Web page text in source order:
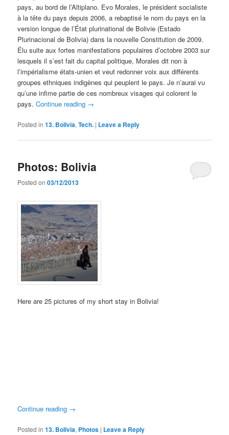
pays, au bord de l’Altiplano. Evo Morales, le président socialiste
à la tête du pays depuis 2006, a rebaptisé le nom du pays en la
version longue de l’État plurinational de Bolivie (Estado
Plurinacional de Bolivia) dans la nouvelle Constitution de 2009.
Élu suite aux fortes manifestations populaires d’octobre 2003 sur
lesquels il s’est fait du capital politique, Morales dit non à
l’impérialisme états-unien et veut redonner voix aux différents
groupes ethniques indigènes qui peuplent le pays. Je n’aurai vu
qu’une infime partie de ces nombreux visages qui colorent le
pays.Continue reading →
Posted in 13. Bolivia,Tech. | Leave a Reply
Photos: Bolivia
Posted on03/12/2013
Here are 25 pictures of my short stay in Bolivia!
Continue reading →
Posted in 13. Bolivia, Photos | Leave a Reply